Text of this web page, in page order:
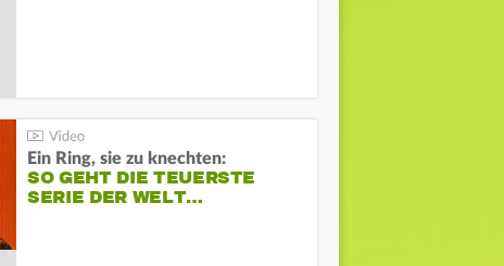
Ein Ring, sie zu knechten:
SO GEHT DIE TEUERSTE
SERIE DER WELT…